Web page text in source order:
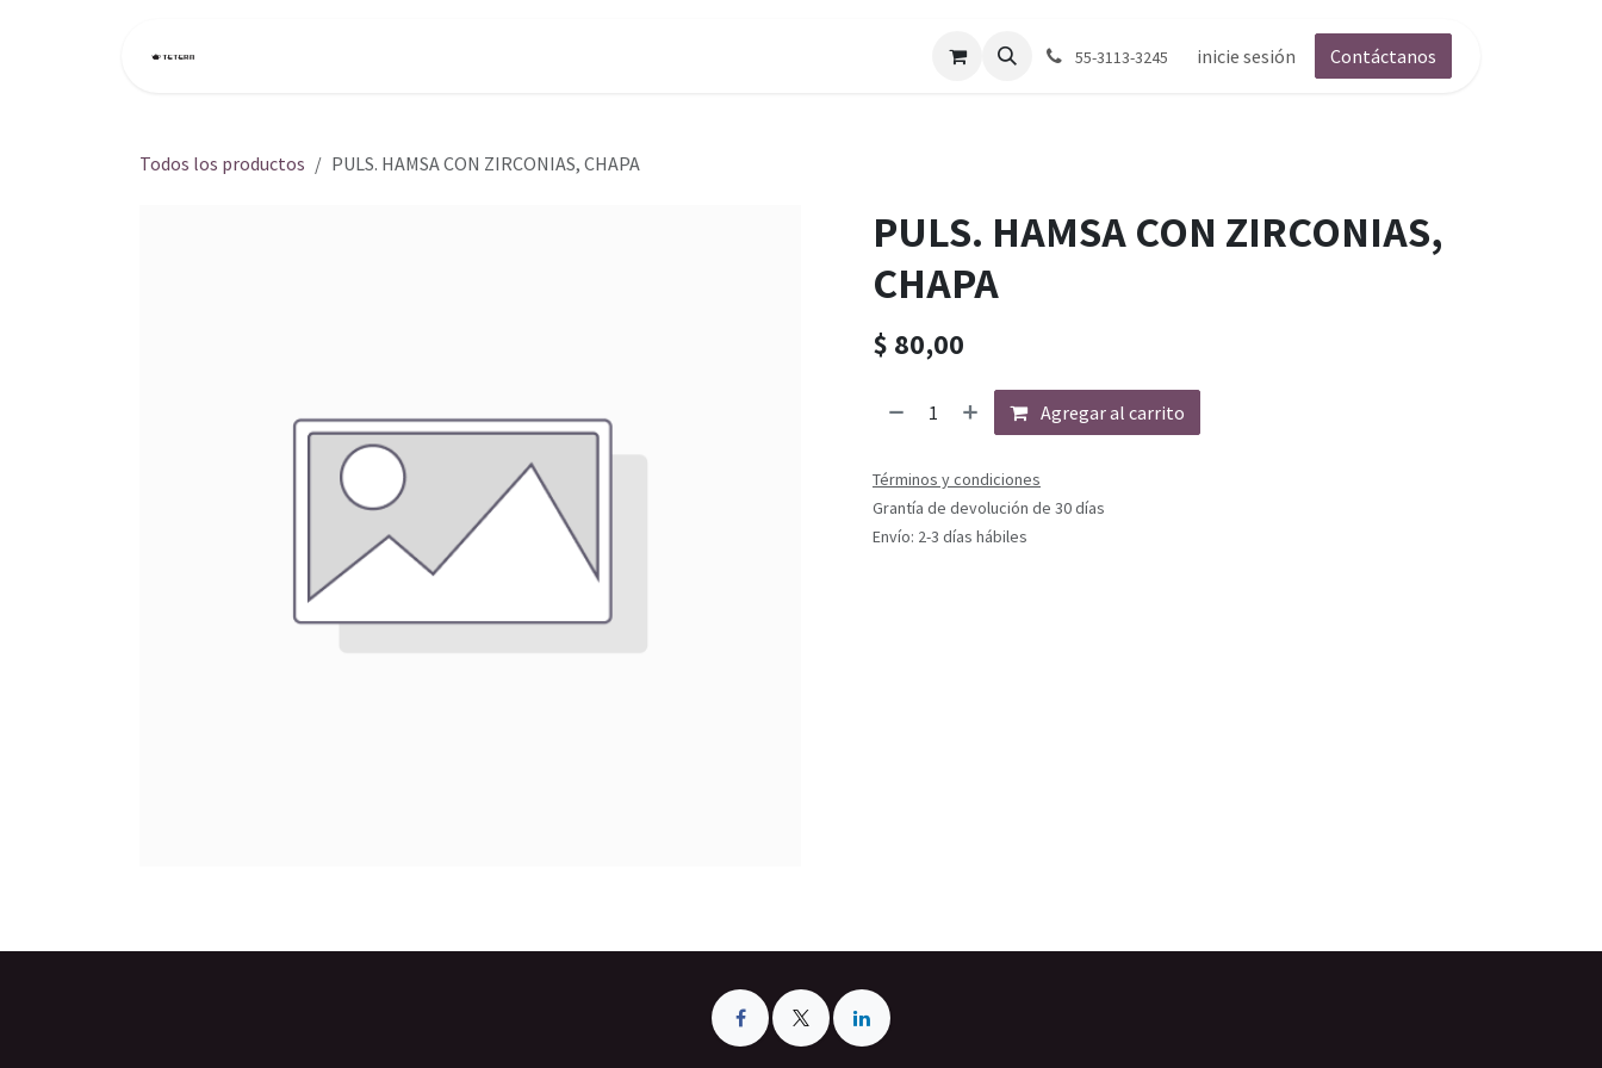
55-3113-3245 inicie sesión Contáctanos
Todos los productos PULS. HAMSA CON ZIRCONIAS, CHAPA
PULS. HAMSA CON ZIRCONIAS,
CHAPA
$ 80,00
Agregar al carrito
Términos y condiciones
Grantía de devolución de 30 días
Envío: 2-3 días hábiles